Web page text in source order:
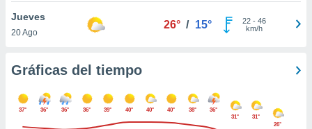
IP
de
traten tus
a lo que
Para
Jueves
20 Ago
26° / 15° 22- 46
km/h
Gráficas del tiempo
37° 36° 36° 36° 39° 40° 40° 40° 38°
36°
31°
31°
26°